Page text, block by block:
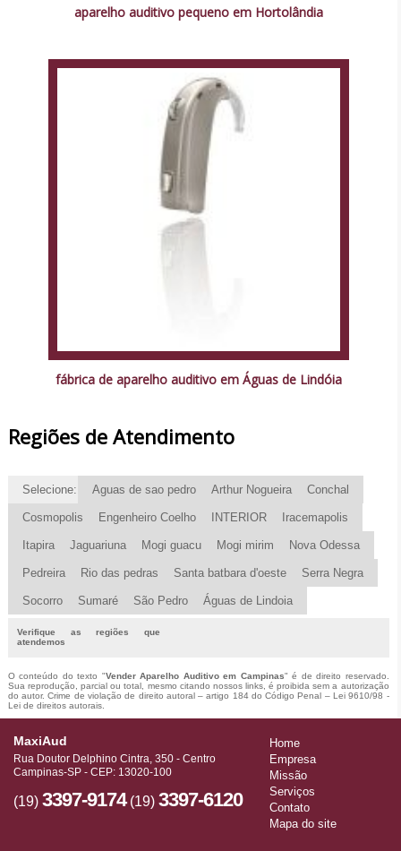
aparelho auditivo pequeno em Hortolândia
fábrica de aparelho auditivo em Águas de Lindóia
Regiões de Atendimento
Selecione: Aguas de sao pedro Arthur Nogueira Conchal
Cosmopolis Engenheiro Coelho INTERIOR Iracemapolis
Itapira Jaguariuna Mogi guacu Mogi mirim Nova Odessa
Pedreira Rio das pedras Santa batbara d'oeste Serra Negra
Socorro Sumaré São Pedro Águas de Lindoia
Verifique as regiões que
atendemos
O conteúdo do texto "Vender Aparelho Auditivo em Campinas" é de direito reservado.
Sua reprodução, parcial ou total, mesmo citando nossos links, é proibida sem a autorização
do autor. Crime de violação de direito autoral – artigo 184 do Código Penal –Lei 9610/98 -
Lei de direitos autorais.
MaxiAud
Rua Doutor Delphino Cintra, 350 - Centro
Campinas-SP - CEP: 13020-100
(19) 3397-9174(19) 3397-6120
Home
Empresa
Missão
Serviços
Contato
Mapa do site